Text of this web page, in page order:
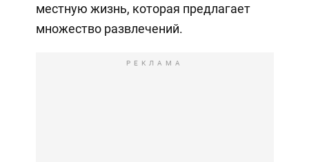
местную жизнь, которая предлагает
множество развлечений.
РЕКЛАМА